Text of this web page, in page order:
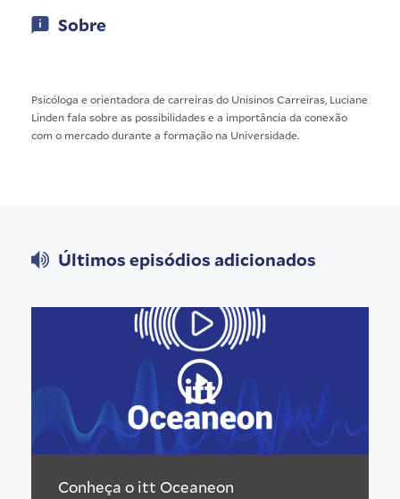
Sobre
Psicóloga e orientadora de carreiras do Unisinos Carreiras, Luciane
Linden fala sobre as possibilidades e a importância da conexão
com o mercado durante a formação na Universidade.
Últimos episódios adicionados
Conheça o itt Oceaneon